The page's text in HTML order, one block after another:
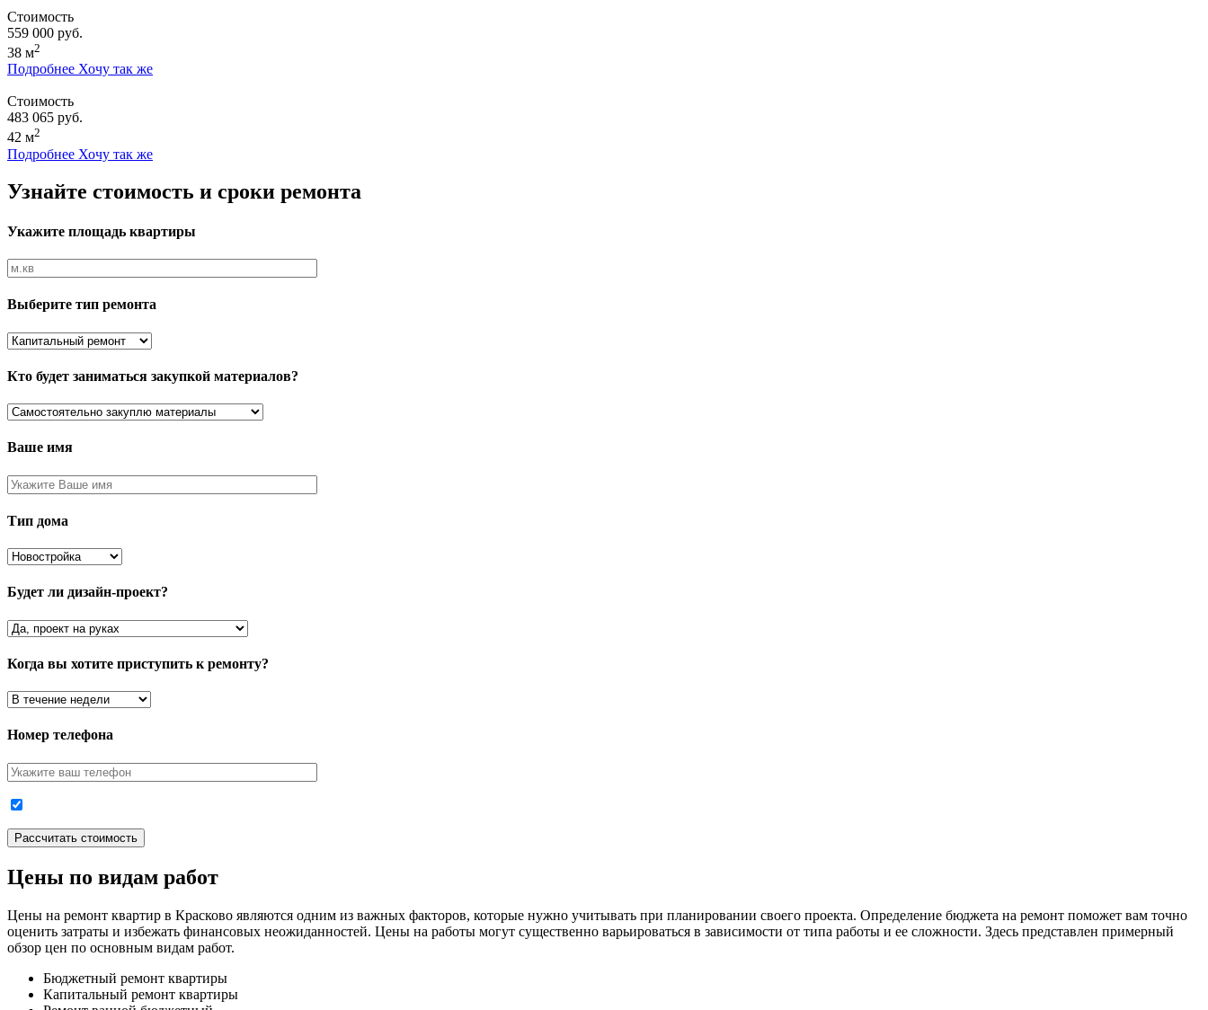
Стоимость
559 000 руб.
38 м2
Подробнее Хочу так же
Стоимость
483 065 руб.
42 м2
Подробнее Хочу так же
Узнайте стоимость и сроки ремонта
Укажите площадь квартиры
Выберите тип ремонта
Кто будет заниматься закупкой материалов?
Ваше имя
Тип дома
Будет ли дизайн-проект?
Когда вы хотите приступить к ремонту?
Номер телефона
Цены по видам работ
Цены на ремонт квартир в Красково являются одним из важных факторов, которые нужно учитывать при планировании своего проекта. Определение бюджета на ремонт поможет вам точно
оценить затраты и избежать финансовых неожиданностей. Цены на работы могут существенно варьироваться в зависимости от типа работы и ее сложности. Здесь представлен примерный
обзор цен по основным видам работ.
Бюджетный ремонт квартиры
Капитальный ремонт квартиры